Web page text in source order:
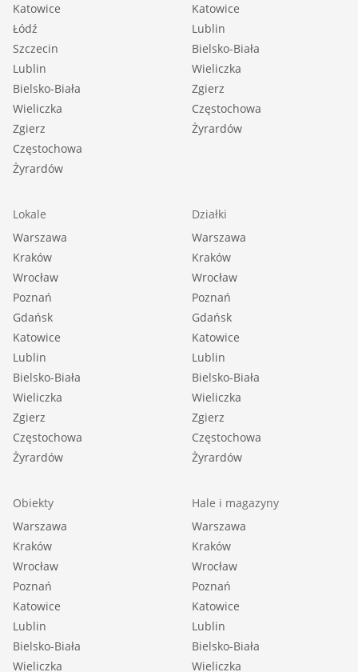
Katowice
Łódź
Szczecin
Lublin
Bielsko-Biała
Wieliczka
Zgierz
Częstochowa
Żyrardów
Katowice
Lublin
Bielsko-Biała
Wieliczka
Zgierz
Częstochowa
Żyrardów
Lokale
Warszawa
Kraków
Wrocław
Poznań
Gdańsk
Katowice
Lublin
Bielsko-Biała
Wieliczka
Zgierz
Częstochowa
Żyrardów
Działki
Warszawa
Kraków
Wrocław
Poznań
Gdańsk
Katowice
Lublin
Bielsko-Biała
Wieliczka
Zgierz
Częstochowa
Żyrardów
Obiekty
Warszawa
Kraków
Wrocław
Poznań
Katowice
Lublin
Bielsko-Biała
Wieliczka
Hale i magazyny
Warszawa
Kraków
Wrocław
Poznań
Katowice
Lublin
Bielsko-Biała
Wieliczka